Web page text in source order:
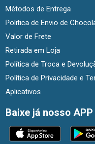
Métodos de Entrega
Politica de Envio de
Valor de Frete
Retirada em Loja
Política de Troca e
Política de Privacidade e
Aplicativos
Baixe já nosso APP